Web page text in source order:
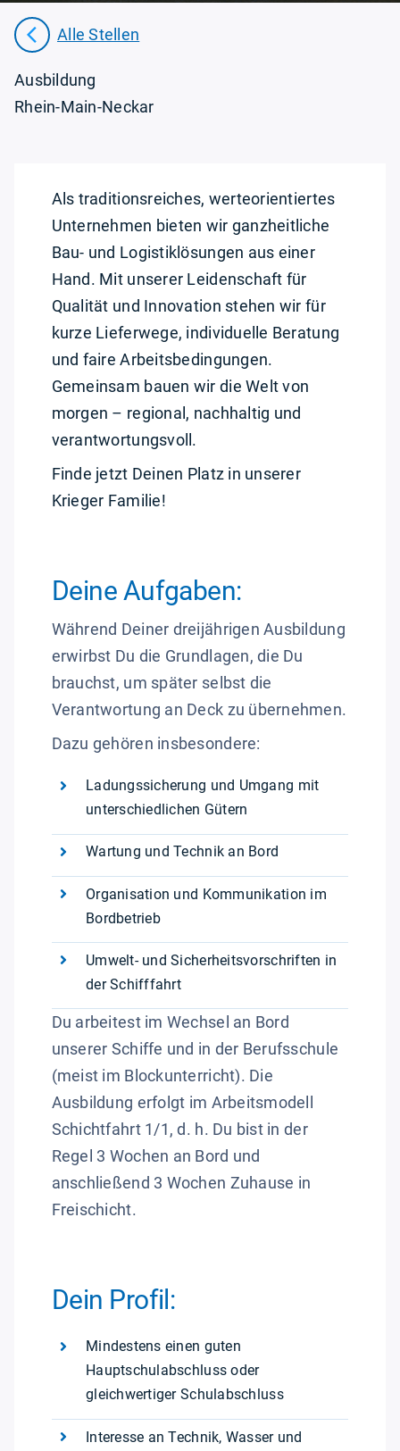
Alle Stellen
Ausbildung
Rhein-Main-Neckar
Als traditionsreiches, werteorientiertes
Unternehmen bieten wir ganzheitliche
Bau- und Logistiklösungen aus einer
Hand. Mit unserer Leidenschaft für
Qualität und Innovation stehen wir für
kurze Lieferwege, individuelle Beratung
und faire Arbeitsbedingungen.
Gemeinsam bauen wir die Welt von
morgen – regional, nachhaltig und
verantwortungsvoll.
Finde jetzt Deinen Platz in unserer
Krieger Familie!
Deine Aufgaben:
Während Deiner dreijährigen Ausbildung
erwirbst Du die Grundlagen, die Du
brauchst, um später selbst die
Verantwortung an Deck zu übernehmen.
Dazu gehören insbesondere:
Ladungssicherung und Umgang mit
unterschiedlichen Gütern
Wartung und Technik an Bord
Organisation und Kommunikation im
Bordbetrieb
Umwelt- und Sicherheitsvorschriften in
der Schifffahrt
Du arbeitest im Wechsel an Bord
unserer Schiffe und in der Berufsschule
(meist im Blockunterricht). Die
Ausbildung erfolgt im Arbeitsmodell
Schichtfahrt 1/1, d. h. Du bist in der
Regel 3 Wochen an Bord und
anschließend 3 Wochen Zuhause in
Freischicht.
Dein Profil:
Mindestens einen guten
Hauptschulabschluss oder
gleichwertiger Schulabschluss
Interesse an Technik, Wasser und